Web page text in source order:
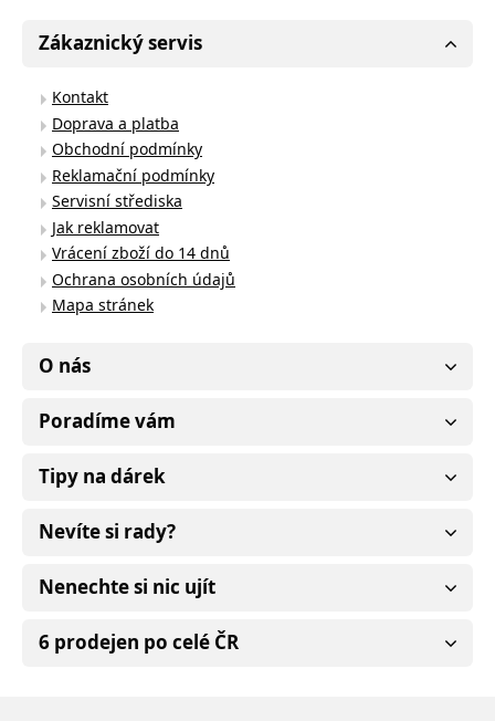
Zákaznický servis
Kontakt
Doprava a platba
Obchodní podmínky
Reklamační podmínky
Servisní střediska
Jak reklamovat
Vrácení zboží do 14 dnů
Ochrana osobních údajů
Mapa stránek
O nás
Poradíme vám
Tipy na dárek
Nevíte si rady?
Nenechte si nic ujít
6 prodejen po celé ČR